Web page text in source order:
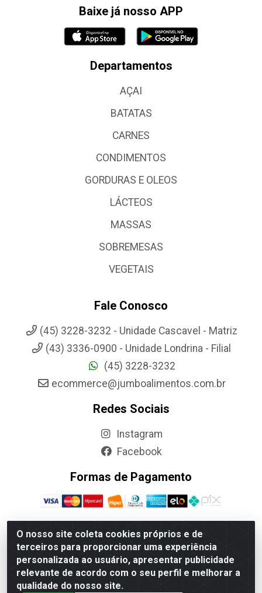
O nosso site coleta cookies próprios e de
terceiros para proporcionar uma experiência
personalizada ao usuário, apresentar publicidade
relevante de acordo com o seu perfil e melhorar a
qualidade do nosso site.
Baixe já nosso APP
Departamentos
AÇAI
BATATAS
CARNES
CONDIMENTOS
GORDURAS E OLEOS
LÁCTEOS
MASSAS
SOBREMESAS
VEGETAIS
Fale Conosco
(45) 3228-3232 - Unidade Cascavel - Matriz
(43) 3336-0900 - Unidade Londrina - Filial
(45) 3228-3232
ecommerce@jumboalimentos.com.br
Redes Sociais
Instagram
Facebook
Formas de Pagamento
Jumbo Alimentos Cascavel - Matriz - Rua Itatiba Do Sul, 161 -
Santos Dumont, Cascavel-PR - CEP 85804-700- CNPJ
85.522.043/0001-90